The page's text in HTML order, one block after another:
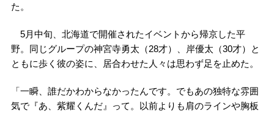
た。
5月中旬、北海道で開催されたイベントから帰京した平
野。同じグループの神宮寺勇太（28才）、岸優太（30才）と
ともに歩く彼の姿に、居合わせた人々は思わず足を止めた。
「一瞬、誰だかわからなかったんです。でもあの独特な雰囲
気で『あ、紫耀くんだ』って。以前よりも肩のラインや胸板